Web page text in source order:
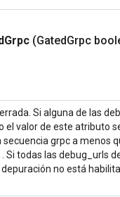
Grpc (GatedGrpc
Si alguna de las
el valor de este atributo
grpc a menos
Si todas las debug_urls
no está